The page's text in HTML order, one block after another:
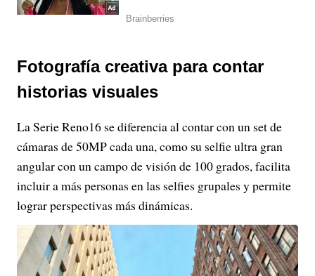
Fotografía creativa para contar
historias visuales
La Serie Reno16 se diferencia al contar con un set de
cámaras de 50MP cada una, como su selfie ultra gran
angular con un campo de visión de 100 grados, facilita
incluir a más personas en las selfies grupales y permite
lograr perspectivas más dinámicas.